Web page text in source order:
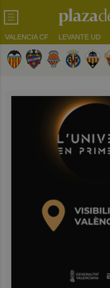
VALENCIA CF LEVANTE UD